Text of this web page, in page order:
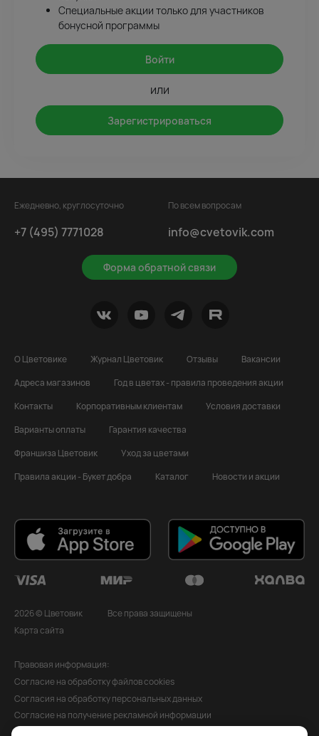
Специальные акции только для участников
бонусной программы
Войти
или
Зарегистрироваться
Ежедневно, круглосуточно
+7 (495) 7771028
Форма обратной связи
По всем вопросам
info@cvetovik.com
О Цветовике Журнал Цветовик Отзывы
Вакансии
Адреса магазинов
Год в цветах - правила проведения акции
Контакты
Корпоративным клиентам
Условия доставки
Варианты оплаты
Гарантия качества
Франшиза Цветовик
Уход за цветами
Правила акции - Букет добра
Каталог Новости и акции
2026 © Цветовик
Все права защищены
Карта сайта
Правовая информация:
Согласие на обработку файлов cookies
Согласия на обработку персональных данных
Согласие на получение рекламной информации
Политика обработки персональных данных